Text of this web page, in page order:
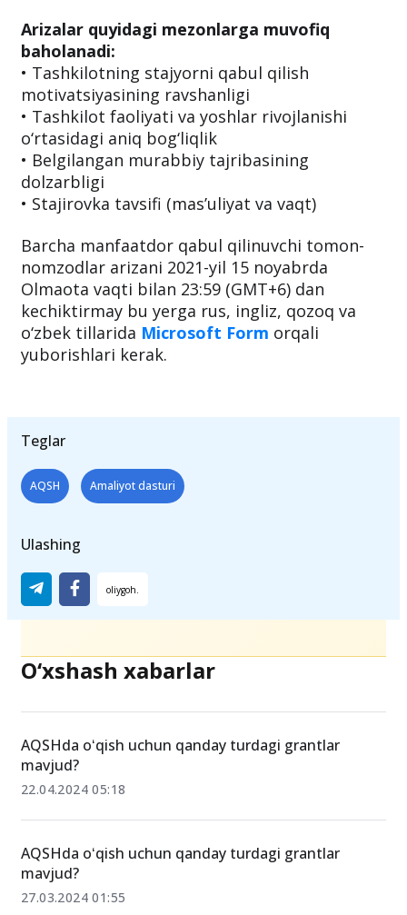
Arizalar quyidagi mezonlarga muvofiq
baholanadi:
• Tashkilotning stajyorni qabul qilish
motivatsiyasining ravshanligi
• Tashkilot faoliyati va yoshlar rivojlanishi
o‘rtasidagi aniq bog‘liqlik
• Belgilangan murabbiy tajribasining
dolzarbligi
• Stajirovka tavsifi (mas’uliyat va vaqt)
Barcha manfaatdor qabul qilinuvchi tomon-
nomzodlar arizani 2021-yil 15 noyabrda
Olmaota vaqti bilan 23:59 (GMT+6) dan
kechiktirmay bu yerga rus, ingliz, qozoq va
o‘zbek tillarida Microsoft Form orqali
yuborishlari kerak.
Teglar
AQSH Amaliyot dasturi
Ulashing
O‘xshash xabarlar
AQSHda oʻqish uchun qanday turdagi grantlar
mavjud?
22.04.2024 05:18
AQSHda oʻqish uchun qanday turdagi grantlar
mavjud?
27.03.2024 01:55